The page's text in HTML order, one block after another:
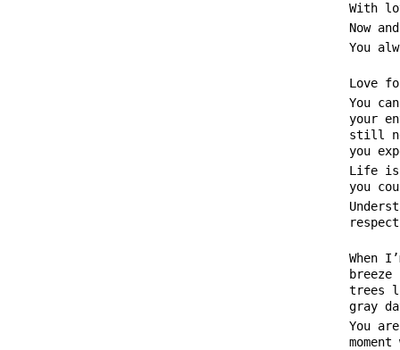
With
Now
You
Love
You
your
still
you
Life
you
respect
When
trees
gray
You